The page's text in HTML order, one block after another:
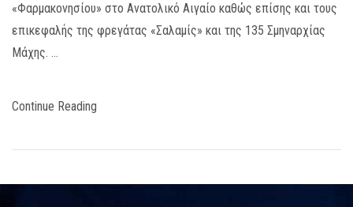
«Φαρμακονησίου» στο Ανατολικό Αιγαίο καθώς επίσης και τους
επικεφαλής της φρεγάτας «Σαλαμίς» και της 135 Σμηναρχίας
Μάχης. …
Continue Reading